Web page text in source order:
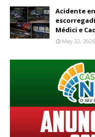
Acidente
Médici e
May 22, 2026